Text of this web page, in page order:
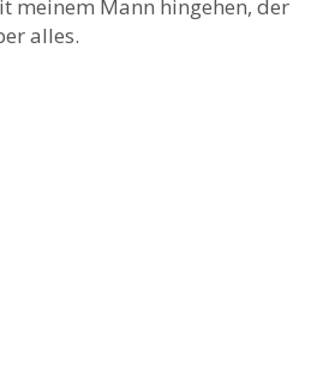
meinem Mann hingehen, der
alles.